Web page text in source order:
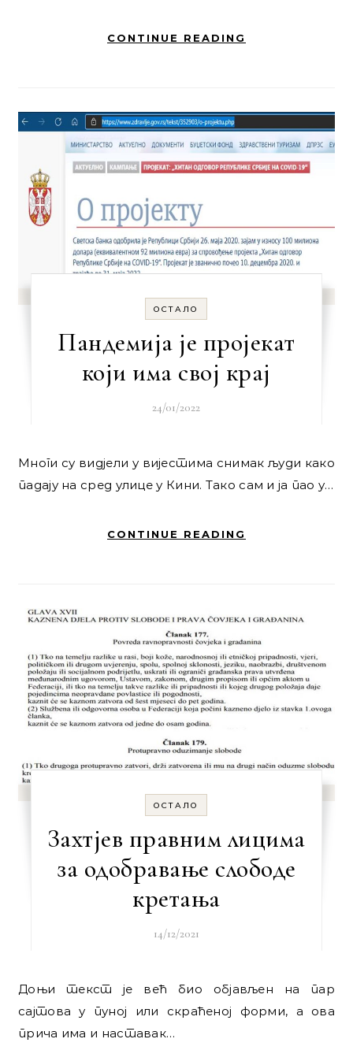
CONTINUE READING
ОСТАЛО
Пандемија је пројекат
који има свој крај
24/01/2022
Многи су видјели у вијестима снимак људи како
падају на сред улице у Кини. Тако сам и ја пао у…
CONTINUE READING
ОСТАЛО
Захтјев правним лицима
за одобравање слободе
кретања
14/12/2021
Доњи текст је већ био објављен на пар
сајтова у пуној или скраћеној форми, а ова
прича има и наставак…